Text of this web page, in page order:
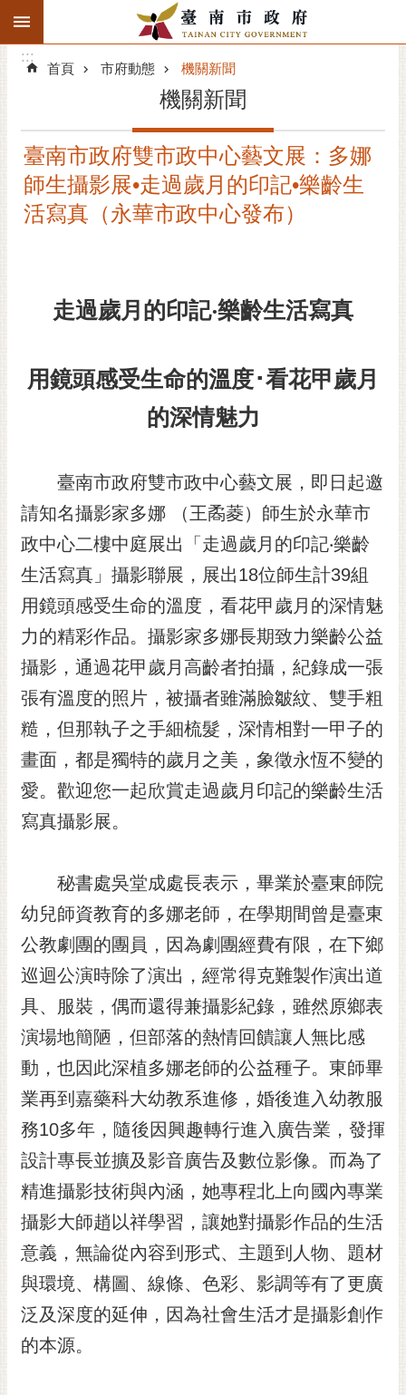
跳到主要內容區塊
搜
階
精彩府城
市府動態
市民互動
螢
光
花
泉
桐
花
祭
網
站
導
覽
訂
閱
RSS
電
子
報
市
民
信
箱
English
本
語
隱
私
權
及
安
全
政
策
:::
:::
首頁 市府動態 機關新聞
機關新聞
臺南市政府雙市政中心藝文展：多娜
師生攝影展•走過歲月的印記•樂齡生
活寫真（永華市政中心發布）
走過歲月的印記‧樂齡生活寫真
用鏡頭感受生命的溫度･看花甲歲月
的深情魅力
臺南市政府雙市政中心藝文展，即日起邀
請知名攝影家多娜 （王矞菱）師生於永華市
政中心二樓中庭展出「走過歲月的印記‧樂齡
生活寫真」攝影聯展，展出18位師生計39組
用鏡頭感受生命的溫度，看花甲歲月的深情魅
力的精彩作品。攝影家多娜長期致力樂齡公益
攝影，通過花甲歲月高齡者拍攝，紀錄成一張
張有溫度的照片，被攝者雖滿臉皺紋、雙手粗
糙，但那執子之手細梳髮，深情相對一甲子的
畫面，都是獨特的歲月之美，象徵永恆不變的
愛。歡迎您一起欣賞走過歲月印記的樂齡生活
寫真攝影展。
秘書處吳堂成處長表示，畢業於臺東師院
幼兒師資教育的多娜老師，在學期間曾是臺東
公教劇團的團員，因為劇團經費有限，在下鄉
巡迴公演時除了演出，經常得克難製作演出道
具、服裝，偶而還得兼攝影紀錄，雖然原鄉表
演場地簡陋，但部落的熱情回饋讓人無比感
動，也因此深植多娜老師的公益種子。東師畢
業再到嘉藥科大幼教系進修，婚後進入幼教服
務10多年，隨後因興趣轉行進入廣告業，發揮
設計專長並擴及影音廣告及數位影像。而為了
精進攝影技術與內涵，她專程北上向國內專業
攝影大師趙以祥學習，讓她對攝影作品的生活
意義，無論從內容到形式、主題到人物、題材
與環境、構圖、線條、色彩、影調等有了更廣
泛及深度的延伸，因為社會生活才是攝影創作
的本源。